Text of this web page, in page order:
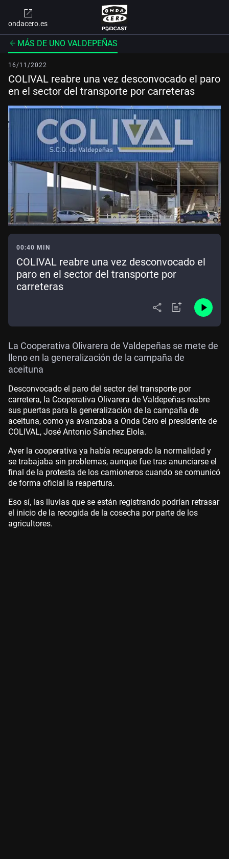
ondacero.es
MÁS DE UNO VALDEPEÑAS
16/11/2022
COLIVAL reabre una vez desconvocado el paro
en el sector del transporte por carreteras
00:40 MIN
COLIVAL reabre una vez desconvocado el
paro en el sector del transporte por
carreteras
La Cooperativa Olivarera de Valdepeñas se mete de
lleno en la generalización de la campaña de
aceituna
Desconvocado el paro del sector del transporte por
carretera, la Cooperativa Olivarera de Valdepeñas reabre
sus puertas para la generalización de la campaña de
aceituna, como ya avanzaba a Onda Cero el presidente de
COLIVAL, José Antonio Sánchez Elola.
Ayer la cooperativa ya había recuperado la normalidad y
se trabajaba sin problemas, aunque fue tras anunciarse el
final de la protesta de los camioneros cuando se comunicó
de forma oficial la reapertura.
Eso sí, las lluvias que se están registrando podrían retrasar
el inicio de la recogida de la cosecha por parte de los
agricultores.